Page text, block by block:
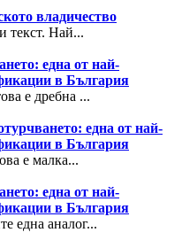
владичество
текст. Най...
една от най-
в България
е дребна ...
една от най-
в България
е малка...
една от най-
в България
една аналог...